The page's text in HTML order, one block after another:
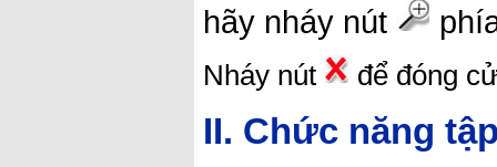
hãy nháy nút
Nháy nút để đóng
II. Chức năng